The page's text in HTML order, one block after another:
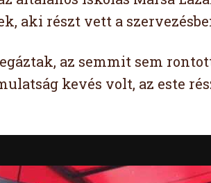
aki részt vett a
az semmit sem
kevés volt, az este